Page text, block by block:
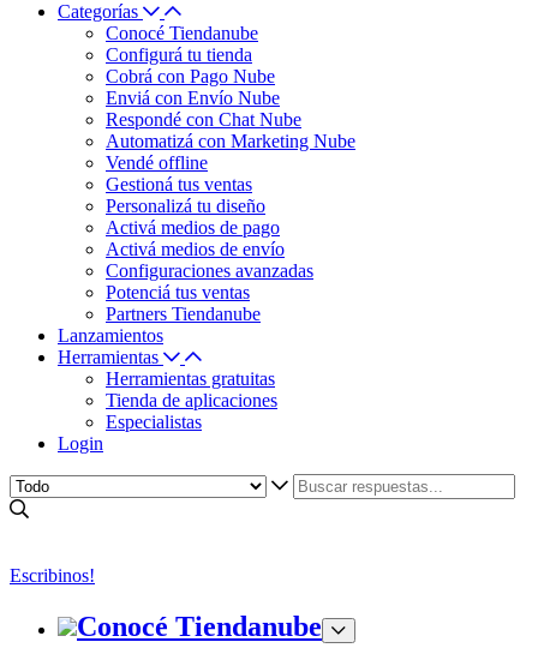
Categorías
Conocé Tiendanube
Configurá tu tienda
Cobrá con Pago Nube
Enviá con Envío Nube
Respondé con Chat Nube
Automatizá con Marketing Nube
Vendé offline
Gestioná tus ventas
Personalizá tu diseño
Activá medios de pago
Activá medios de envío
Configuraciones avanzadas
Potenciá tus ventas
Partners Tiendanube
Lanzamientos
Herramientas
Herramientas gratuitas
Tienda de aplicaciones
Especialistas
Login
Escribinos!
Conocé Tiendanube